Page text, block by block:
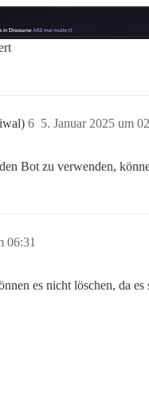
5. Januar 2025 um
6
Bot zu verwenden,
06:31
es nicht löschen, da